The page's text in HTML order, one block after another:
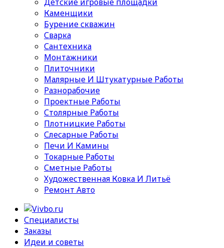
Каменщики
Бурение скважин
Сварка
Сантехника
Монтажники
Плиточники
Малярные И Штукатурные Работы
Разнорабочие
Проектные Работы
Столярные Работы
Плотницкие Работы
Слесарные Работы
Печи И Камины
Токарные Работы
Сметные Работы
Художественная Ковка И Литьё
Ремонт Авто
Специалисты
Заказы
Идеи и советы